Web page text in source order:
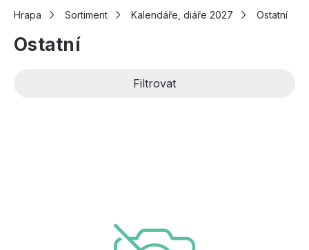
Hrapa Sortiment Kalendáře, diáře 2027 Ostatní
Ostatní
Filtrovat